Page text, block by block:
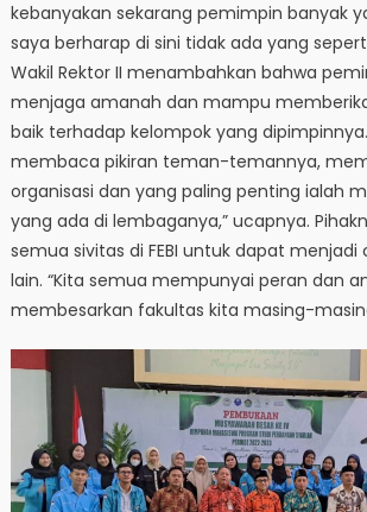
kebanyakan sekarang pemimpin banyak
saya berharap di sini tidak ada yang
Wakil Rektor II menambahkan bahwa
menjaga amanah dan mampu
baik terhadap kelompok yang
membaca pikiran teman-temannya,
organisasi dan yang paling penting ialah
yang ada di lembaganya,” ucapnya.
semua sivitas di FEBI untuk dapat
lain. “Kita semua mempunyai peran dan
membesarkan fakultas kita masing-